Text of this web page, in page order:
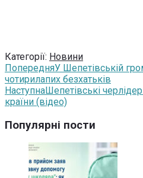
Категорії: Новини
ПопередняУ Шепетівській
чотирилапих безхатьків
НаступнаШепетівські
країни (відео)
Популярні пости